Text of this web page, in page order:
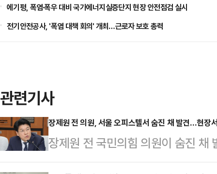
에기평, 폭염·폭우 대비 국가에너지실증단지 현장 안전점검 실시
전기안전공사, '폭염 대책 회의' 개최…근로자 보호 총력
관련기사
장제원 전 의원, 서울 오피스텔서 숨진 채 발견…현장
장제원 전 국민의힘 의원이 숨진 채
은 전날 오후 11시 40분께 서울 강